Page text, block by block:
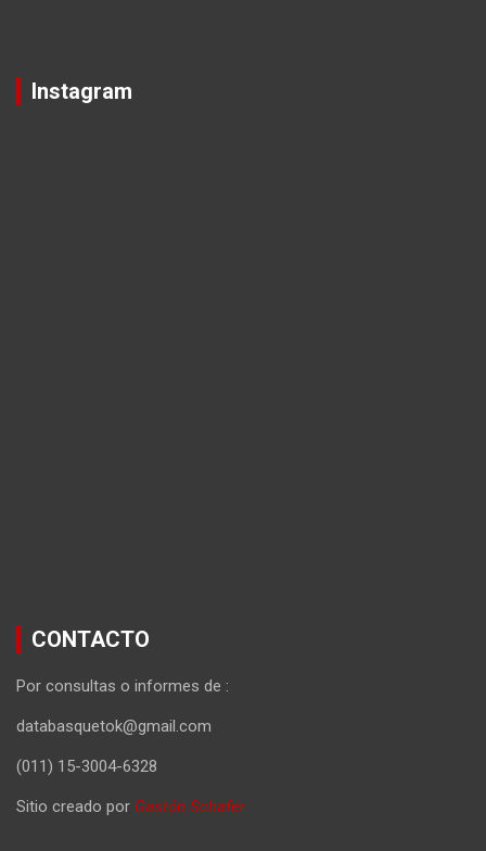
Instagram
CONTACTO
Por consultas o informes de :
databasquetok@gmail.com
(011) 15-3004-6328
Sitio creado por Gastón Schafer